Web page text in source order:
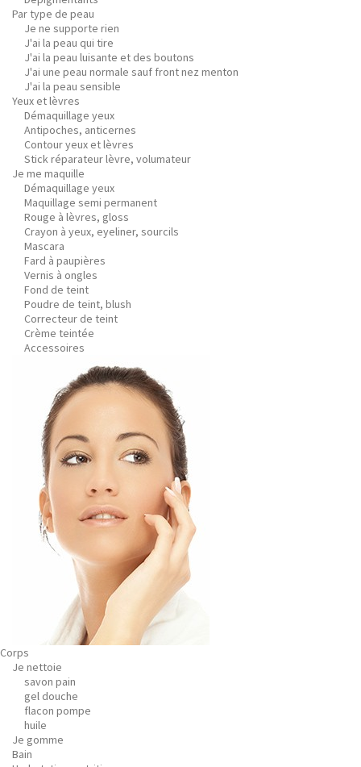
Par type de peau
Je ne supporte rien
J'ai la peau qui tire
J'ai la peau luisante et des boutons
J'ai une peau normale sauf front nez menton
J'ai la peau sensible
Yeux et lèvres
Démaquillage yeux
Antipoches, anticernes
Contour yeux et lèvres
Stick réparateur lèvre, volumateur
Je me maquille
Démaquillage yeux
Maquillage semi permanent
Rouge à lèvres, gloss
Crayon à yeux, eyeliner, sourcils
Mascara
Fard à paupières
Vernis à ongles
Fond de teint
Poudre de teint, blush
Correcteur de teint
Crème teintée
Accessoires
Corps
Je nettoie
savon pain
gel douche
flacon pompe
huile
Je gomme
Bain